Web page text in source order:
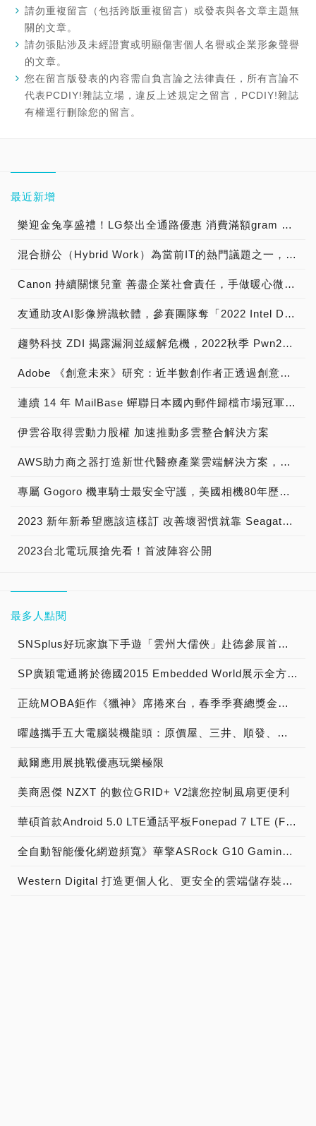
請勿重複留言（包括跨版重複留言）或發表與各文章主題無
關的文章。
請勿張貼涉及未經證實或明顯傷害個人名譽或企業形象聲譽
的文章。
您在留言版發表的內容需自負言論之法律責任，所有言論不
代表PCDIY!雜誌立場，違反上述規定之留言，PCDIY!雜誌
有權逕行刪除您的留言。
最近新增
樂迎金兔享盛禮！LG祭出全通路優惠 消費滿額gram 筆電帶回家，揪友加入LINE官方帳號購物金直接送 官方線上商城再推獨家優惠 最高享91折
混合辦公（Hybrid Work）為當前IT的熱門議題之一，台灣二版獨家新代理【SupRemo遠端桌面控制軟體】為使用者及企業實現IT支援的數位轉型
Canon 持續關懷兒童 善盡企業社會責任，手做暖心微笑杯子蛋糕 陪伴育幼院童渡過聖誕佳節
友通助攻AI影像辨識軟體，參賽團隊奪「2022 Intel DevCup」季軍
趨勢科技 ZDI 揭露漏洞並緩解危機，2022秋季 Pwn2Own 駭客大賽突顯家用裝置推升企業資安風險的現況
Adobe 《創意未來》研究：近半數創作者正透過創意內容賺取營收
連續 14 年 MailBase 蟬聯日本國內郵件歸檔市場冠軍寶座
伊雲谷取得雲動力股權 加速推動多雲整合解決方案
AWS助力商之器打造新世代醫療產業雲端解決方案，從AI助力打造心電圖AI模型，到Local Zone成就安全合規的醫療用戶體驗
專屬 Gogoro 機車騎士最安全守護，美國相機80年歷史品牌 寶麗萊MS280WG「蜂鷹」雙鏡機車行車記錄器，專為 Gogoro 車系所開發 業界No.1行車畫面清晰又艷麗
2023 新年新希望應該這樣訂 改善壞習慣就靠 Seagate！
2023台北電玩展搶先看！首波陣容公開
最多人點閱
SNSplus好玩家旗下手遊「雲州大儒俠」赴德參展首度亮相
SP廣穎電通將於德國2015 Embedded World展示全方位工控系列產品
正統MOBA鉅作《獵神》席捲來台，春季季賽總獎金冠軍獨拿新台幣1000萬!!!
曜越攜手五大電腦裝機龍頭：原價屋、三井、順發、燦坤及Yahoo! 共同發表『SPM雲端智慧電源管理平台』 曜越最新五款聯名綠能電競機全貌釋出
戴爾應用展挑戰優惠玩樂極限
美商恩傑 NZXT 的數位GRID+ V2讓您控制風扇更便利
華碩首款Android 5.0 LTE通話平板Fonepad 7 LTE (FE375CL)疾速上市
全自動智能優化網遊頻寬》華擎ASRock G10 Gaming Router電競無線路由器，正式上市！
Western Digital 打造更個人化、更安全的雲端儲存裝置 全新My Cloud OS 3操作系統讓相片分享、資料備份及同步功能由消費者全盤掌控